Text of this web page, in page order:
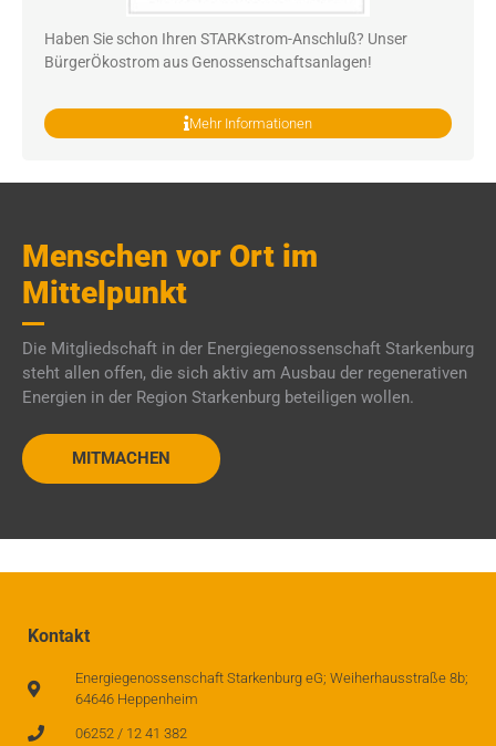
Haben Sie schon Ihren STARKstrom-Anschluß? Unser
BürgerÖkostrom aus Genossenschaftsanlagen!
Mehr Informationen
Menschen vor Ort im
Mittelpunkt
Die Mitgliedschaft in der Energiegenossenschaft Starkenburg
steht allen offen, die sich aktiv am Ausbau der regenerativen
Energien in der Region Starkenburg beteiligen wollen.
MITMACHEN
Kontakt
Energiegenossenschaft Starkenburg eG; Weiherhausstraße 8b;
64646 Heppenheim
06252 / 12 41 382